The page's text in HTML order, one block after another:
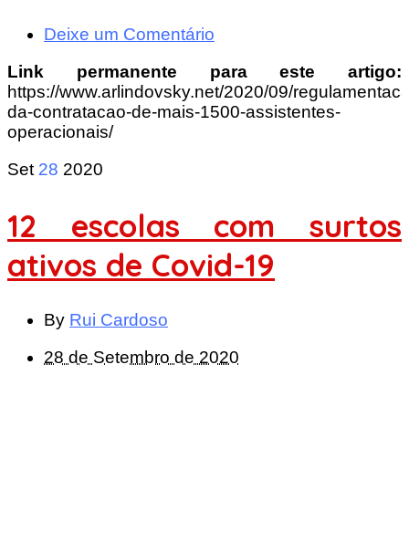
Deixe um Comentário
Link permanente para este artigo:
https://www.arlindovsky.net/2020/09/
da-contratacao-de-mais-1500-assistentes-
operacionais/
Set 28 2020
12 escolas com surtos
ativos de Covid-19
By Rui Cardoso
28 de Setembro de 2020